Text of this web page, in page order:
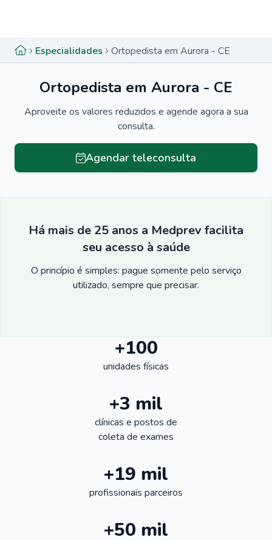
Especialidades Ortopedista em Aurora - CE
Ortopedista em Aurora - CE
Aproveite os valores reduzidos e agende agora a sua
consulta.
Agendar teleconsulta
Há mais de 25 anos a Medprev facilita
seu acesso à saúde
O princípio é simples: pague somente pelo serviço
utilizado, sempre que precisar.
+100
unidades físicas
+3 mil
clínicas e postos de
coleta de exames
+19 mil
profissionais parceiros
+50 mil